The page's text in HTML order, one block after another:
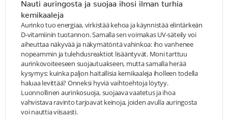
Nauti auringosta ja suojaa ihosi ilman turhia
kemikaaleja
Aurinko tuo energiaa, virkistää kehoa ja käynnistää elintärkeän
D-vitamiinin tuotannon. Samalla sen voimakas UV-säteily voi
aiheuttaa näkyvää ja näkymätöntä vahinkoa: iho vanhenee
nopeammin ja tulehdusreaktiot lisääntyvät. Moni tarttuu
aurinkovoiteeseen suojautuakseen, mutta samalla herää
kysymys: kuinka paljon haitallisia kemikaaleja iholleen todella
haluaa levittää? Onneksi hyviä vaihtoehtoja löytyy.
Luonnollinen aurinkosuoja, suojaava vaatetus ja ihoa
vahvistava ravinto tarjoavat keinoja, joiden avulla auringosta
voi nauttia viisaasti.